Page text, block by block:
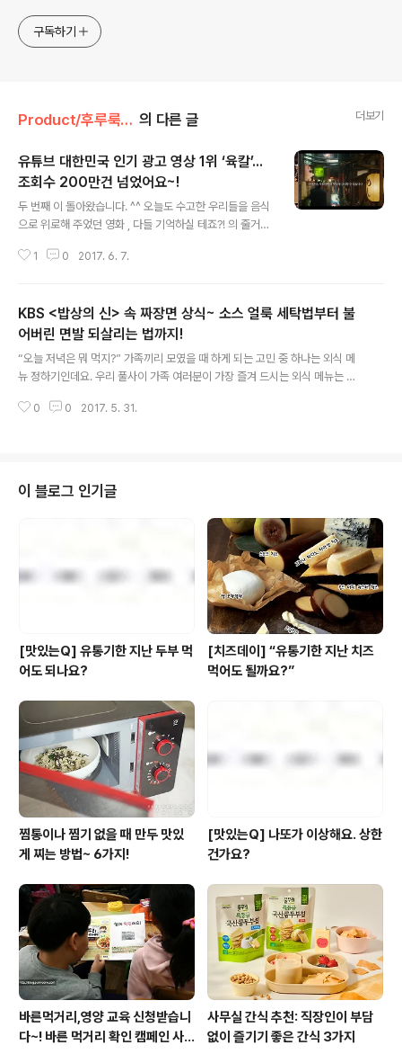
구독하기
Product/후루룩! 라면데이 의 다른 글 더보기
유튜브 대한민국 인기 광고 영상 1위 ‘육칼’...
조회수 200만건 넘었어요~!
두 번째 이 돌아왔습니다. ^^ 오늘도 수고한 우리들을 음식
으로 위로해 주었던 영화 , 다들 기억하실 테죠?! 의 줄거리
사람들의 사연들로 가득했던 첫 번째 과 비슷하지만 예고
카피는, “이어폰을 사용하면 더 맛있게 감상할 수 있습니
다.” 으응?! ... 아하! 티저 예고편은 ASMR, 즉 뇌를 자극해
심리적인 안정을 유도하는 기법을 적용해 제작되었거든요.
일명, 소리로 맛보는 티저 예고편! 영화 포스터, 티저 예고
편 첫 화면 ### 티저 예고편 보러 가기 http://tv.kakao.
com/v/304..
1 0 2017. 6. 7.
KBS <밥상의 신> 속 짜장면 상식~ 소스 얼룩 세탁법부터 불
어버린 면발 되살리는 법까지!
“오늘 저녁은 뭐 먹지?” 가족끼리 모였을 때 하게 되는 고민 중 하나는 외식 메
뉴 정하기인데요. 우리 풀사이 가족 여러분이 가장 즐겨 드시는 외식 메뉴는 혹
국 국민이 가장 좋아하는 외식 메뉴 1위에 짜.장.면.이 당당히 꼽혔다는 사실~!
던 KBS2TV 푸드 퀴즈 쇼 ‘외식 밥상’편에서는 대한민국 국민이 가장 좋아하는
외식 메뉴 1위에 짜장면이 오른 기념으로~ 짜장면에 ..
0 0 2017. 5. 31.
이 블로그 인기글
[맛있는Q] 유통기한 지난 두부 먹
어도 되나요?
[치즈데이] “유통기한 지난 치즈
먹어도 될까요?”
찜통이나 찜기 없을 때 만두 맛있
게 찌는 방법~ 6가지!
[맛있는Q] 나또가 이상해요. 상한
건가요?
바른먹거리,영양 교육 신청받습니
다~! 바른 먹거리 확인 캠페인 사
사무실 간식 추천: 직장인이 부담
없이 즐기기 좋은 간식 3가지